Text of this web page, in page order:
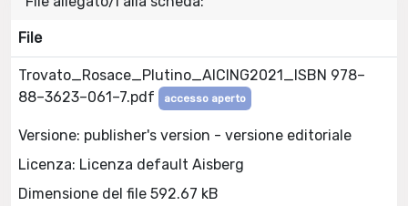
File
Trovato_Rosace_Plutino_AICING2021_ISBN 978–
88–3623–061–7.pdf
accesso aperto
Versione: publisher's version - versione editoriale
Licenza: Licenza default Aisberg
Dimensione del file 592.67 kB